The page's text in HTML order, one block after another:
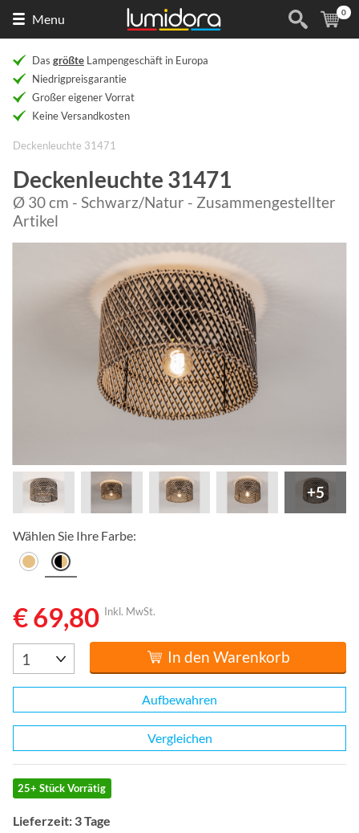
Menu (
0
Das größte Lampengeschäft in Europa
Niedrigpreisgarantie
Großer eigener Vorrat
Keine Versandkosten
Deckenleuchte 31471
Deckenleuchte 31471
Ø 30 cm - Schwarz/Natur - Zusammengestellter
Artikel
+5
Wählen Sie Ihre Farbe:
€ 69,80 Inkl. MwSt.
In den Warenkorb
Aufbewahren
Vergleichen
25+ Stück Vorrätig
Lieferzeit: 3 Tage